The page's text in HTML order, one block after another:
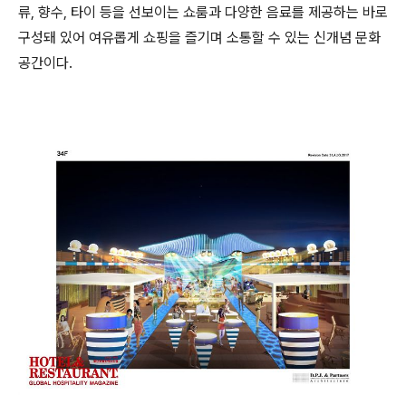
류, 향수, 타이 등을 선보이는 쇼룸과 다양한 음료를 제공하는 바로
구성돼 있어 여유롭게 쇼핑을 즐기며 소통할 수 있는 신개념 문화
공간이다.